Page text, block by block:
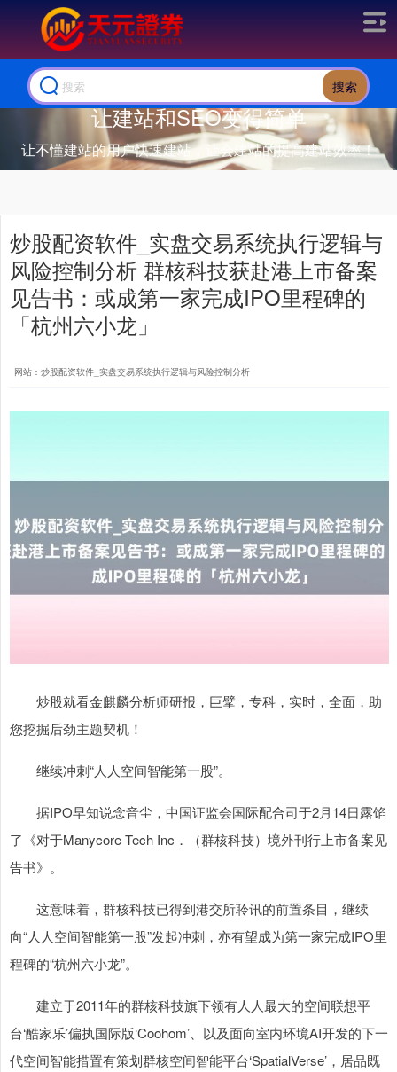
搜索
让建站和SEO变得简单
让不懂建站的用户快速建站，让会建站的提高建站效率！
炒股配资软件_实盘交易系统执行逻辑与
风险控制分析 群核科技获赴港上市备案
见告书：或成第一家完成IPO里程碑的
「杭州六小龙」
网站：炒股配资软件_实盘交易系统执行逻辑与风险控制分析
炒股就看金麒麟分析师研报，巨擘，专科，实时，全面，助
您挖掘后劲主题契机！
继续冲刺“人人空间智能第一股”。
据IPO早知说念音尘，中国证监会国际配合司于2月14日露馅
了《对于Manycore Tech Inc．（群核科技）境外刊行上市备案见
告书》。
这意味着，群核科技已得到港交所聆讯的前置条目，继续
向“人人空间智能第一股”发起冲刺，亦有望成为第一家完成IPO里
程碑的“杭州六小龙”。
建立于2011年的群核科技旗下领有人人最大的空间联想平
台‘酷家乐’偏执国际版‘Coohom’、以及面向室内环境AI开发的下一
代空间智能措置有策划群核空间智能平台‘SpatialVerse’，居品既